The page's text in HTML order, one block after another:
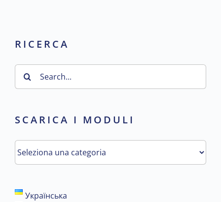
RICERCA
SCARICA I MODULI
Українська